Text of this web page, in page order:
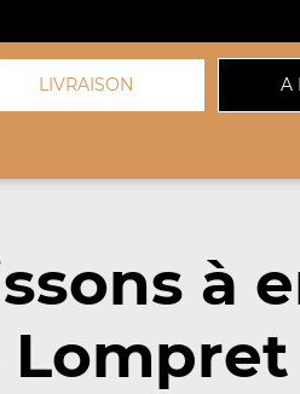
LIVRAISON A
à